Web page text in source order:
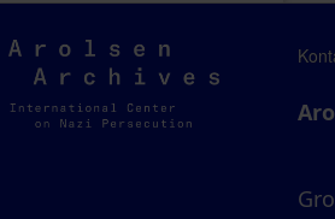
Arolsen
Archives